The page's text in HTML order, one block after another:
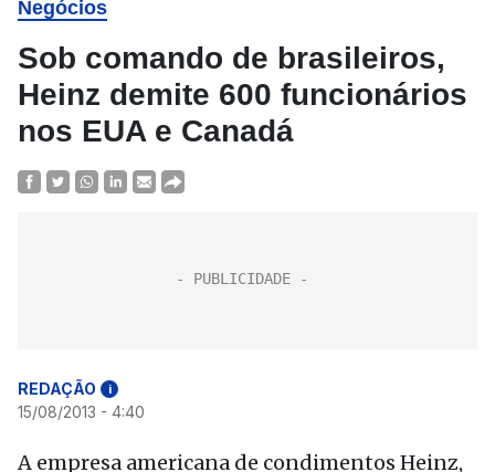
Negócios
Sob comando de brasileiros,
Heinz demite 600 funcionários
nos EUA e Canadá
REDAÇÃO i
15/08/2013 - 4:40
A empresa americana de condimentos Heinz,